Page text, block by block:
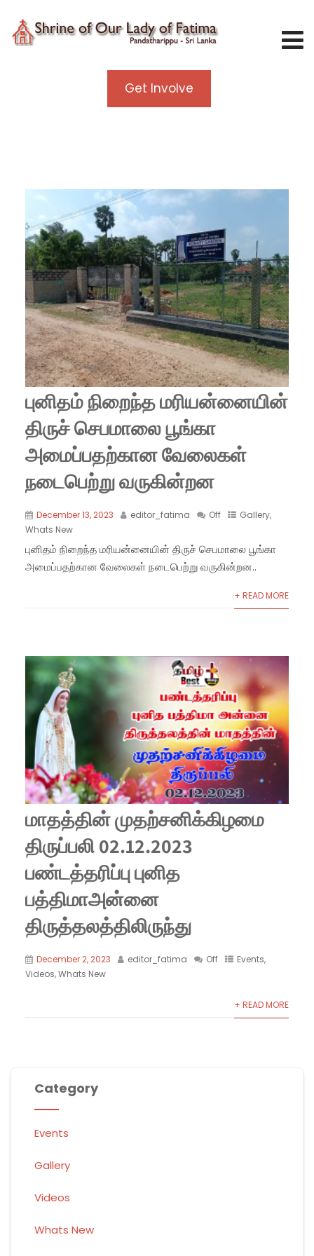
Get Involve
புனிதம் நிறைந்த மரியன்னையின்
திருச் செபமாலை பூங்கா
அமைப்பதற்கான வேலைகள்
நடைபெற்று வருகின்றன
December 13, 2023 editor_fatima Off Gallery,
Whats New
புனிதம் நிறைந்த மரியன்னையின் திருச் செபமாலை பூங்கா
அமைப்பதற்கான வேலைகள் நடைபெற்று வருகின்றன..
+ READ MORE
மாதத்தின் முதற்சனிக்கிழமை
திருப்பலி 02.12.2023
பண்டத்தரிப்பு புனித
பத்திமாஅன்னை
திருத்தலத்திலிருந்து
December 2, 2023 editor_fatima Off Events,
Videos,Whats New
+ READ MORE
Category
Events
Gallery
Videos
Whats New